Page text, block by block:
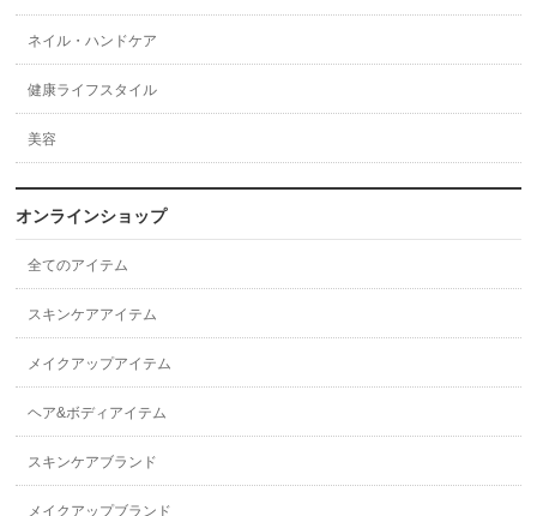
ネイル・ハンドケア
健康ライフスタイル
美容
オンラインショップ
全てのアイテム
スキンケアアイテム
メイクアップアイテム
ヘア&ボディアイテム
スキンケアブランド
メイクアップブランド